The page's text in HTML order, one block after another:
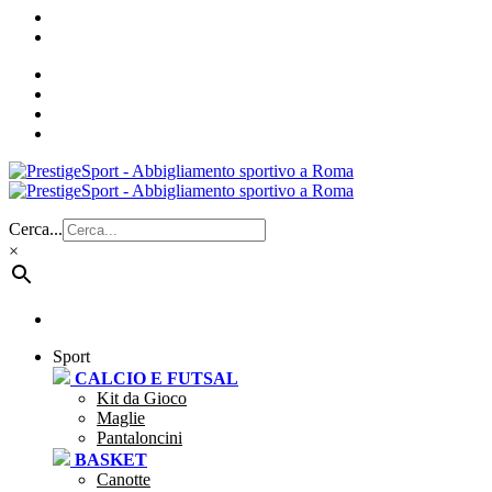
Cerca...
×
Sport
CALCIO E FUTSAL
Kit da Gioco
Maglie
Pantaloncini
BASKET
Canotte